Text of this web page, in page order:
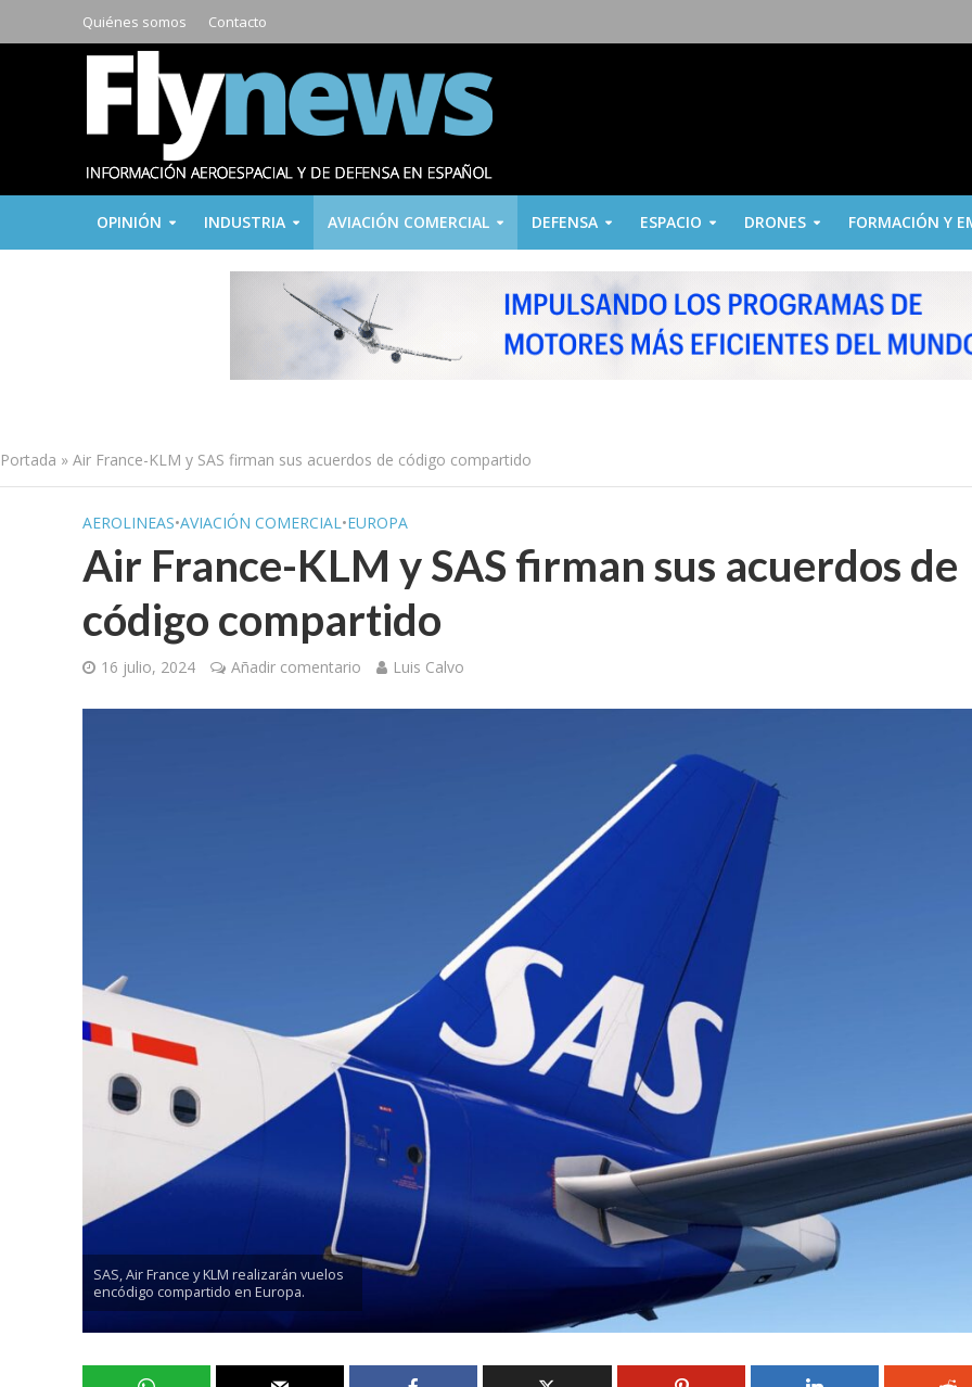
Quiénes somos Contacto
OPINIÓN INDUSTRIA AVIACIÓN COMERCIAL DEFENSA ESPACIO DRONES FORMACIÓN Y
Portada » Air France-KLM y SAS firman sus acuerdos de código compartido
AEROLINEAS•AVIACIÓN COMERCIAL•EUROPA
Air France-KLM y SAS firman sus acuerdos de
código compartido
16 julio, 2024 Añadir comentario Luis Calvo
SAS, Air France y KLM realizarán vuelos
encódigo compartido en Europa.